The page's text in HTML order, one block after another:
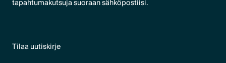
tapahtumakutsuja suoraan sähköpostiisi.
Tilaa uutiskirje